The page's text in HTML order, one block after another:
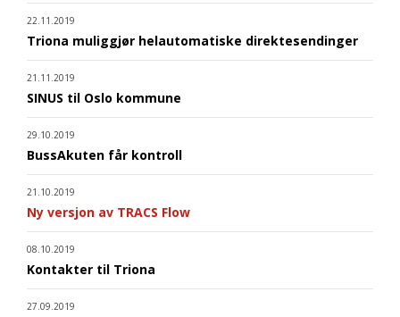
22.11.2019
Triona muliggjør helautomatiske direktesendinger
21.11.2019
SINUS til Oslo kommune
29.10.2019
BussAkuten får kontroll
21.10.2019
Ny versjon av TRACS Flow
08.10.2019
Kontakter til Triona
27.09.2019